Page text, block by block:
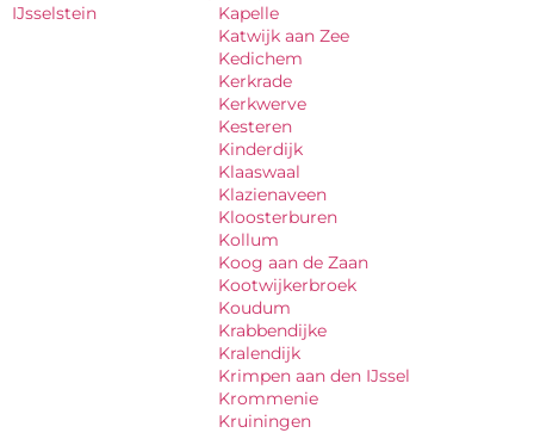
IJsselstein
Kapelle
Katwijk aan Zee
Kedichem
Kerkrade
Kerkwerve
Kesteren
Kinderdijk
Klaaswaal
Klazienaveen
Kloosterburen
Kollum
Koog aan de Zaan
Kootwijkerbroek
Koudum
Krabbendijke
Kralendijk
Krimpen aan den IJssel
Krommenie
Kruiningen